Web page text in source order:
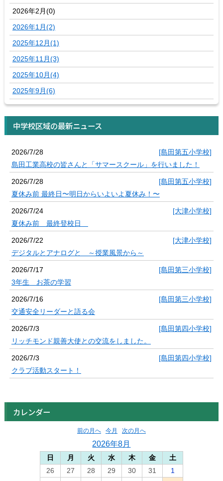
2026年2月(0)
2026年1月(2)
2025年12月(1)
2025年11月(3)
2025年10月(4)
2025年9月(6)
中学校区域の最新ニュース
2026/7/28
[島田第五小学校]
島田工業高校の皆さんと「サマースクール」を行いました！
2026/7/28
[島田第五小学校]
夏休み前 最終日〜明日からいよいよ夏休み！〜
2026/7/24
[大津小学校]
夏休み前 最終登校日
2026/7/22
[大津小学校]
デジタルとアナログと ～授業風景から～
2026/7/17
[島田第三小学校]
3年生 お茶の学習
2026/7/16
[島田第三小学校]
交通安全リーダーと語る会
2026/7/3
[島田第四小学校]
リッチモンド親善大使との交流をしました。
2026/7/3
[島田第四小学校]
クラブ活動スタート！
カレンダー
前の月へ 今月 次の月へ
2026年8月
日 月 火 水 木 金
土
26
27 28 29 30 31
1